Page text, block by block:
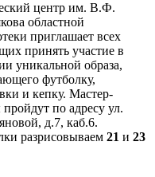
центр им. В.Ф.
областной
приглашает всех
принять участие в
уникальной образа,
футболку,
и кепку. Мастер-
пройдут по адресу ул.
д.7, каб.6.
разрисовываем 21 и 23